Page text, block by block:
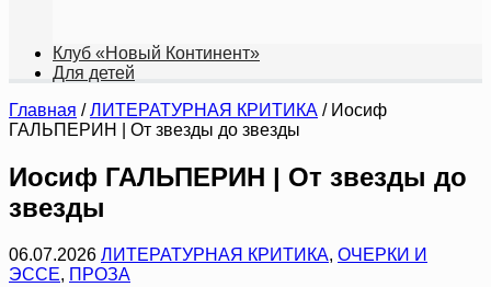
Клуб «Новый Континент»
Для детей
Главная / ЛИТЕРАТУРНАЯ КРИТИКА / Иосиф
ГАЛЬПЕРИН | От звезды до звезды
Иосиф ГАЛЬПЕРИН | От звезды до
звезды
06.07.2026 ЛИТЕРАТУРНАЯ КРИТИКА, ОЧЕРКИ И
ЭССЕ, ПРОЗА